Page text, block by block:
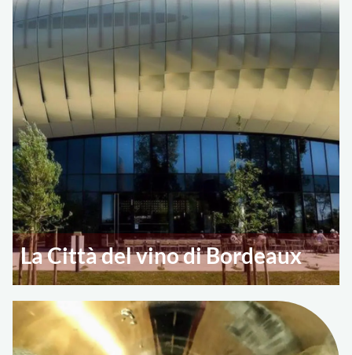
La Città del vino di Bordeaux